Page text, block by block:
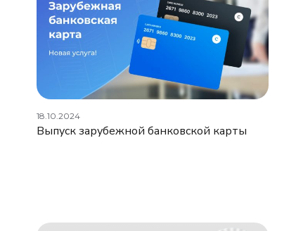
18.10.2024
Выпуск зарубежной банковской карты